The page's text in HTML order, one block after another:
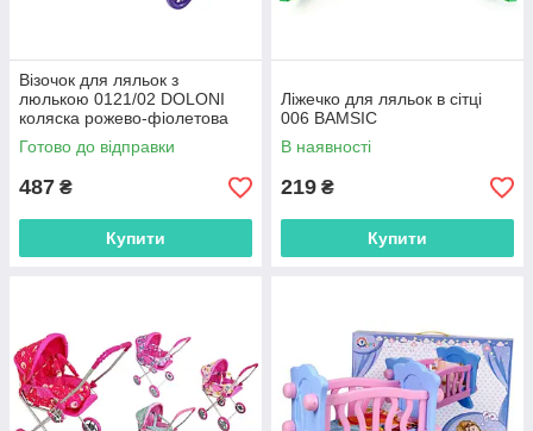
Візочок для ляльок з
люлькою 0121/02 DOLONI
коляска рожево-фіолетова
Готово до відправки
487 ₴
Купити
Ліжечко для ляльок в сітці
006 BAMSIC
В наявності
219 ₴
Купити